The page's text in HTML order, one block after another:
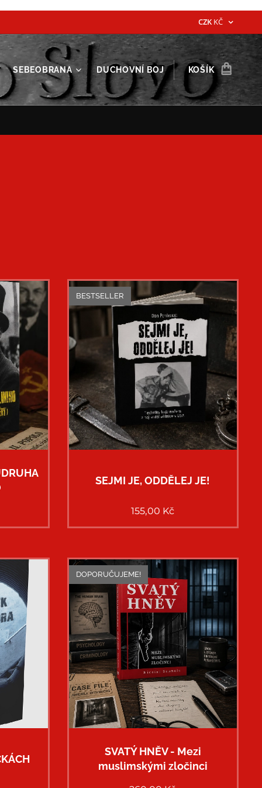
CZK KČ
SEBEOBRANA DUCHOVNÍ BOJ KOŠÍK
SEJMI JE, ODDĚLEJ JE!
BESTSELLER
155,00 Kč
SVATÝ HNĚV - Mezi
muslimskými zločinci
DOPORUČUJEME!